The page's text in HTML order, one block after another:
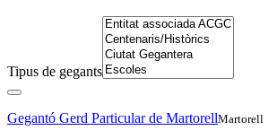
Tipus de gegants
Gegantó Gerd Particular de MartorellMartorell